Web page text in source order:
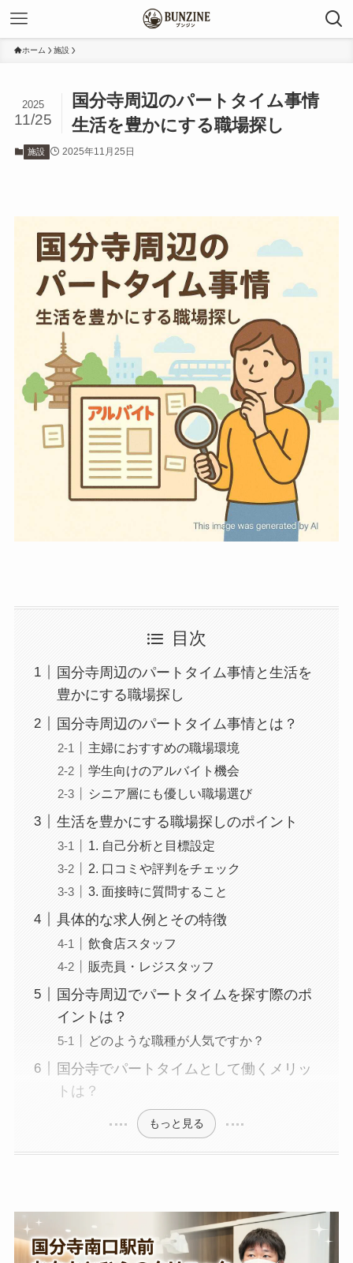
ホーム 施設
国分寺周辺のパートタイム事情
生活を豊かにする職場探し
2025
11/25
施設 2025年11月25日
目次
国分寺周辺のパートタイム事情と生活を
豊かにする職場探し
国分寺周辺のパートタイム事情とは？
主婦におすすめの職場環境
学生向けのアルバイト機会
シニア層にも優しい職場選び
生活を豊かにする職場探しのポイント
1. 自己分析と目標設定
2. 口コミや評判をチェック
3. 面接時に質問すること
具体的な求人例とその特徴
飲食店スタッフ
販売員・レジスタッフ
国分寺周辺でパートタイムを探す際のポ
イントは？
どのような職種が人気ですか？
国分寺でパートタイムとして働くメリッ
トは？
もっと見る